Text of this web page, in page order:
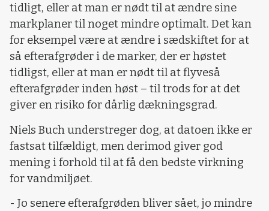
tidligt, eller at man er nødt til at ændre sine
markplaner til noget mindre optimalt. Det kan
for eksempel være at ændre i sædskiftet for at
så efterafgrøder i de marker, der er høstet
tidligst, eller at man er nødt til at flyveså
efterafgrøder inden høst – til trods for at det
giver en risiko for dårlig dækningsgrad.
Niels Buch understreger dog, at datoen ikke er
fastsat tilfældigt, men derimod giver god
mening i forhold til at få den bedste virkning
for vandmiljøet.
- Jo senere efterafgrøden bliver sået, jo mindre